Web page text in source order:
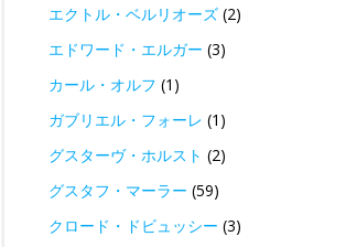
エクトル・ベルリオーズ (2)
エドワード・エルガー (3)
カール・オルフ (1)
ガブリエル・フォーレ (1)
グスターヴ・ホルスト (2)
グスタフ・マーラー (59)
クロード・ドビュッシー (3)